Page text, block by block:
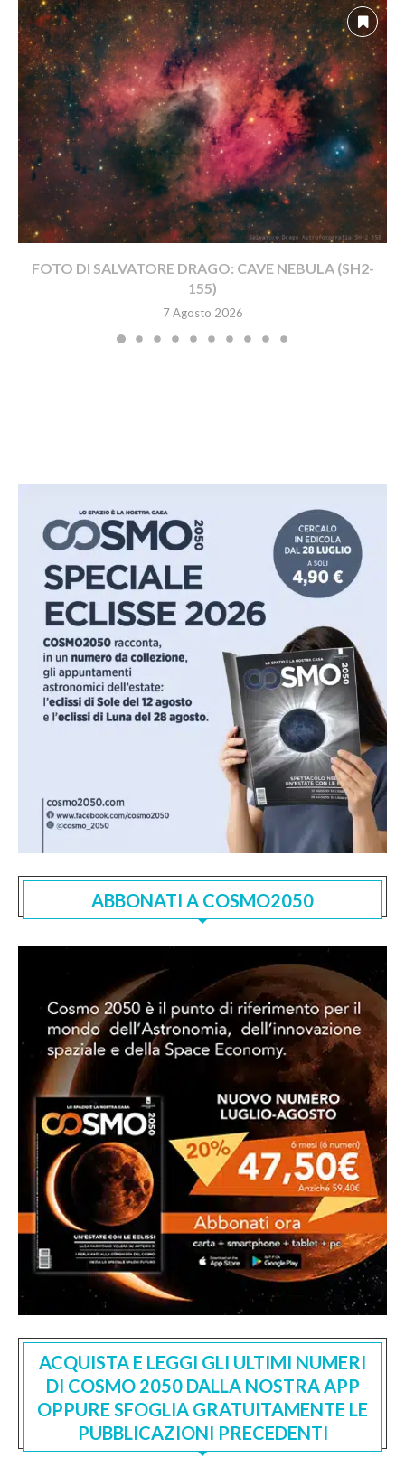
FOTO DI SALVATORE DRAGO: CAVE NEBULA (SH2-
155)
7 Agosto 2026
ABBONATI A COSMO2050
ACQUISTA E LEGGI GLI ULTIMI NUMERI
DI COSMO 2050 DALLA NOSTRA APP
OPPURE SFOGLIA GRATUITAMENTE LE
PUBBLICAZIONI PRECEDENTI